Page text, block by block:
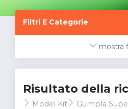
Filtri E Categorie
mostra
Risultato della
Model Kit
Gumpla